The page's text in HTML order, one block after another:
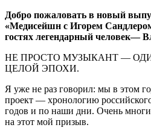
Добро пожаловать в новый
«Медисейшн с Игорем
гостях легендарный человек—
НЕ ПРОСТО МУЗЫКАНТ —
ЦЕЛОЙ ЭПОХИ.
Я уже не раз говорил: мы в этом
проект — хронологию
годов и по наши дни. Очень
на этот мой призыв.